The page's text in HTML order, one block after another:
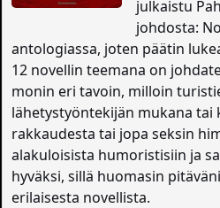
julkaistu
johdosta:
antologiassa, joten päätin
12 novellin teemana on
monin eri tavoin, milloin
lähetystyöntekijän mukana tai
rakkaudesta tai jopa seksin
alakuloisista humoristisiin ja
hyväksi, sillä huomasin
erilaisesta novellista.